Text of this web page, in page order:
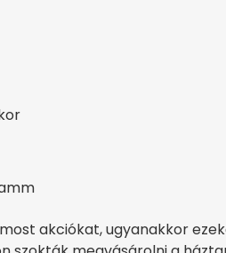
akciókat, ugyanakkor